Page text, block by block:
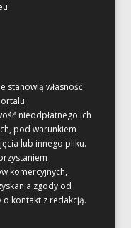
stanowią własność
nieodpłatnego ich
pod warunkiem
lub innego pliku.
komercyjnych,
zgody od
o kontakt z redakcją.